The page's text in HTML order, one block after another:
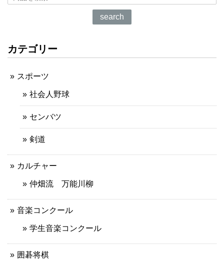
search
カテゴリー
スポーツ
社会人野球
センバツ
剣道
カルチャー
仲畑流 万能川柳
音楽コンクール
学生音楽コンクール
囲碁将棋